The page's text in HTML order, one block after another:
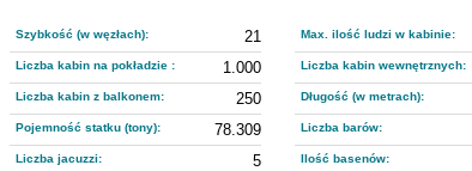
Szybkość (w węzłach): 21 Max. ilość ludzi w kabinie:
Liczba kabin na pokładzie : 1.000 Liczba kabin wewnętrznych:
Liczba kabin z balkonem: 250 Długość (w metrach):
Pojemność statku (tony): 78.309 Liczba barów:
Liczba jacuzzi: 5 Ilość basenów: